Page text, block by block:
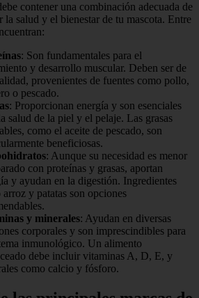
contener una combinación adecuada de
la salud y el bienestar de tu mascota. Entre
: Son fundamentales para el
y desarrollo muscular. Deben ser de
provenientes de fuentes como pollo,
o pescado.
: Proporcionan energía y son esenciales
salud de la piel y el pelaje. Las grasas
como el aceite de pescado, son
beneficiosas.
: Aunque su necesidad es menor
con proteínas y grasas, aportan
y ayudan en la digestión. Ingredientes
arroz y patatas son opciones
y minerales: Ayudan en diversas
corporales y son imprescindibles para
inmunológico. Un alimento
debe incluir vitaminas A, D, E, y
como calcio y fósforo.